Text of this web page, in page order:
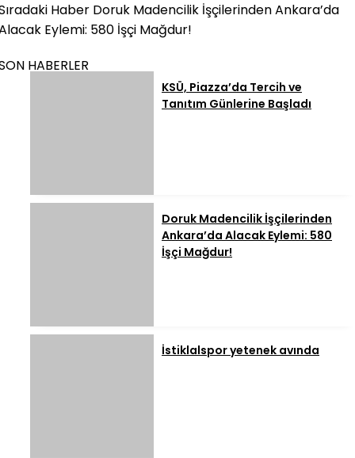
Haber Doruk Madencilik İşçilerinden Ankara’da
Eylemi: 580 İşçi Mağdur!
HABERLER
KSÜ, Piazza’da Tercih ve
Tanıtım Günlerine Başladı
Doruk Madencilik İşçilerinden
Ankara’da Alacak Eylemi: 580
İşçi Mağdur!
İstiklalspor yetenek avında